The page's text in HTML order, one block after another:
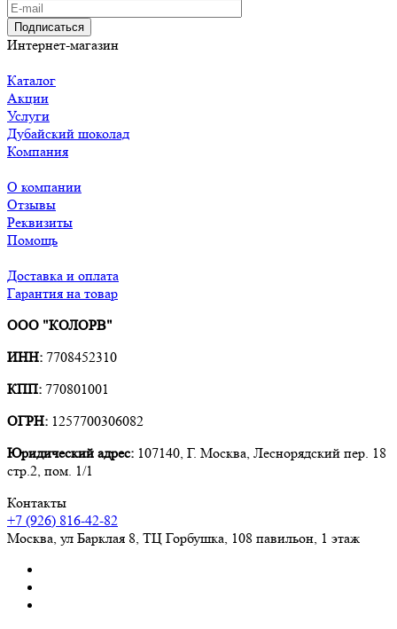
Подписаться
Интернет-магазин
Каталог
Акции
Услуги
Дубайский шоколад
Компания
О компании
Отзывы
Реквизиты
Помощь
Доставка и оплата
Гарантия на товар
ООО "КОЛОРВ"
ИНН: 7708452310
КПП: 770801001
ОГРН: 1257700306082
Юридический адрес: 107140, Г. Москва, Леснорядский пер. 18
стр.2, пом. 1/1
Контакты
+7 (926) 816-42-82
Москва, ул Барклая 8, ТЦ Горбушка, 108 павильон, 1 этаж